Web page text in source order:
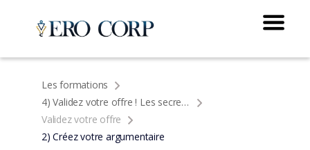
Les formations
4) Validez votre offre ! Les secrets de la vente
Validez votre offre
2) Créez votre argumentaire